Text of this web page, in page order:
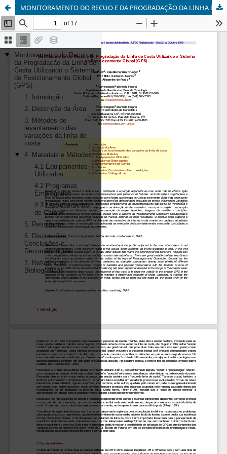
MONITORAMENTO DO RECUO E DA PROGRADAÇÃO DA LINHA DE COSTA UTILIZANDO O SISTEMA DE POSICIONAMENTO GLOBAL (GPS)